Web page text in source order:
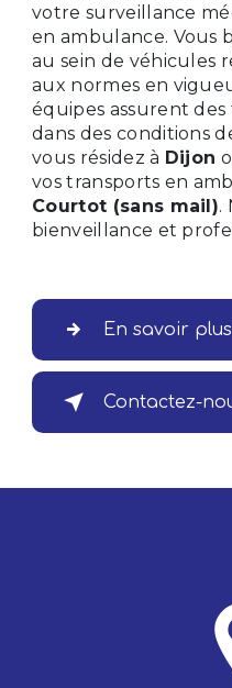
votre surveillance
en ambulance. Vous
au sein de véhicules
aux normes en
équipes assurent
dans des conditions
vous résidez à Dijon
vos transports en
Courtot (sans mail).
bienveillance et
En savoir plus
Contactez-